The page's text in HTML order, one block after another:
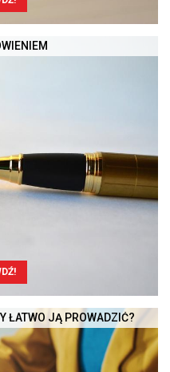
ŁATWO JĄ PROWADZIĆ?